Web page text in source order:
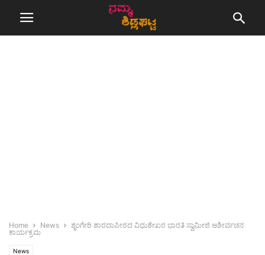
Home News
ಶೃಂಗೇರಿ ಶಾರದಾಪೀಠದ ವಿಧುಶೇಖರ ಭಾರತಿ ಸ್ವಾಮೀಜಿ ಆಶೀರ್ವಚನ
ಕಾರ್ಯಕ್ರಮ
News